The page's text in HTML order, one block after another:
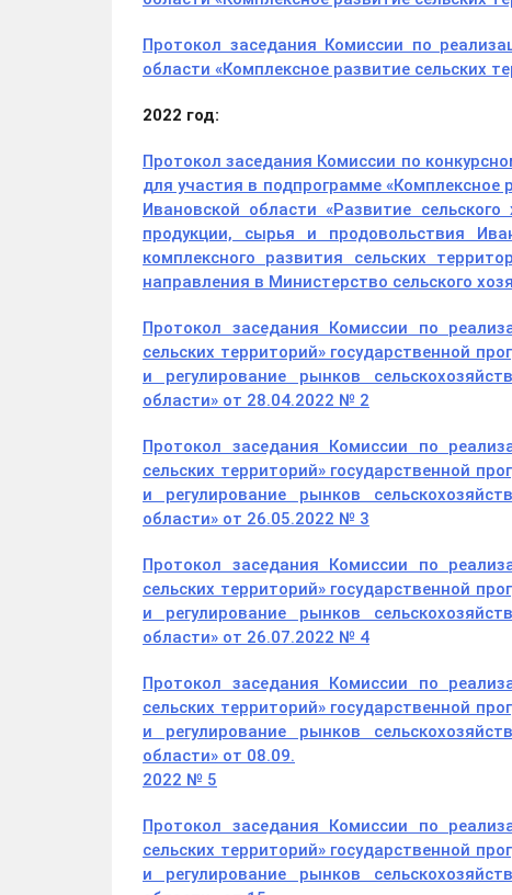
Протокол заседания Комиссии по
области «Комплексное развитие сельских
2022 год:
Протокол заседания Комиссии по
для участия в подпрограмме «Комплексное
Ивановской области «Развитие
продукции, сырья и продовольствия
комплексного развития сельских
направления в Министерство сельского
Протокол заседания Комиссии по
сельских территорий» государственной
и регулирование рынков
области» от 28.04.2022 № 2
Протокол заседания Комиссии по
сельских территорий» государственной
и регулирование рынков
области» от 26.05.2022 № 3
Протокол заседания Комиссии по
сельских территорий» государственной
и регулирование рынков
области» от 26.07.2022 № 4
Протокол заседания Комиссии по
сельских территорий» государственной
и регулирование рынков
области» от 08.09.
2022 № 5
Протокол заседания Комиссии по
сельских территорий» государственной
и регулирование рынков